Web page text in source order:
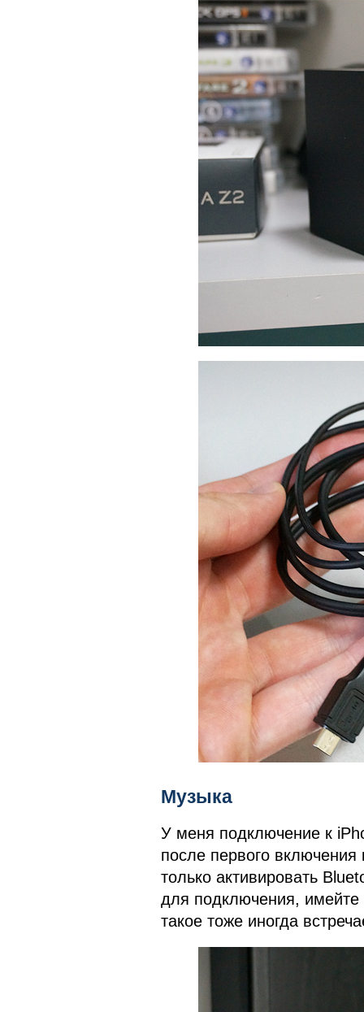
Музыка
У меня подключение к
после первого
только активировать
для подключения, имейте
такое тоже иногда